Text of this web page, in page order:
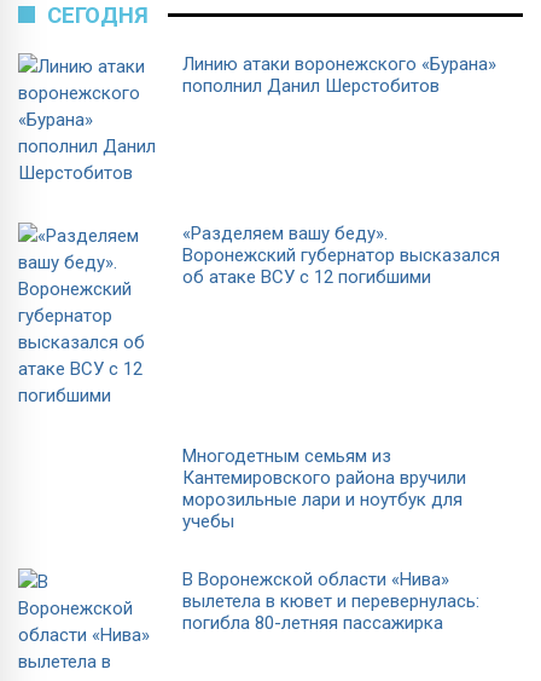
СЕГОДНЯ
Линию атаки воронежского «Бурана»
пополнил Данил Шерстобитов
«Разделяем вашу беду».
Воронежский губернатор высказался
об атаке ВСУ с 12 погибшими
Многодетным семьям из
Кантемировского района вручили
морозильные лари и ноутбук для
учебы
В Воронежской области «Нива»
вылетела в кювет и перевернулась:
погибла 80-летняя пассажирка